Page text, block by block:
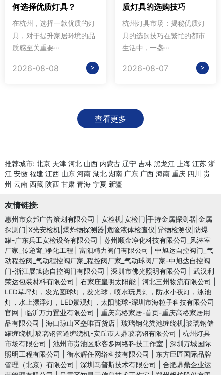
何选择优质灯具？
在杭州，选择一款优质的灯
具，对于提升家居环境的品
质感至关重要···
2026-08-08 >
质灯具的选购技巧
杭州灯具市场：揭秘优质灯
具的选购技巧在繁忙的都市
生活中，一盏···
2026-08-07 >
查看更多
推荐城市: 北京 天津 河北 山西 内蒙古 辽宁 吉林 黑龙江 上海 江苏 浙
江 安徽 福建 江西 山东 河南 湖北 湖南 广东 广西 海南 重庆 四川 贵
州 云南 西藏 陕西 甘肃 青海 宁夏 新疆
友情链接:
惠州市众邦广告策划有限公司
安检机|安检门|手持金属探测器|金属
探测门|X光安检机|爆炸物探测器|危险液体检查仪|异物检测仪|防爆
罐-广东兵工安检设备有限公司
苏州顺金净化科技有限公司_风淋室
厂家_传递窗_净化工程
富阳精力阀门有限公司
中旭达自控阀门_气
动程控阀_气动程控阀厂家_程控阀厂家_气动球阀厂家-中旭达自控阀
门-浙江展旭德自控阀门有限公司
深圳市佛光照明有限公司
武汉利
荣达包装材料有限公司
石家庄皇明太阳能 河北三州物流有限公司
LED草坪灯，发光圆球灯，发光球，喷水玩具灯，防水小夜灯，泳池
灯，水上漂浮灯，LED景观灯，太阳能球-深圳市海粒子科技有限公司
官网
临沂万力置业有限公司
重庆高格家居-首页-重庆高格家居用
品有限公司
海口琼山区垒唯百货店
玻璃钢化粪池缠绕机|玻璃钢储
罐缠绕机|玻璃钢管道缠绕机-安丘市天鼎玻璃钢有限公司
杭州灯具
市场有限公司
池州市贵池区脉客多网络科技工作室
深圳万城国际
照明工程有限公司
衡水辉任网络科技有限公司
东方巨匠国际品牌
管理（北京）有限公司
深圳马普斯技术有限公司
合肥鼎鼎企业运